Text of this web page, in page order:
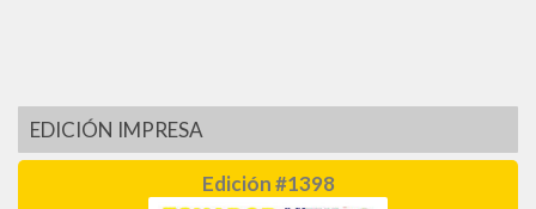
EDICIÓN IMPRESA
Edición #1398